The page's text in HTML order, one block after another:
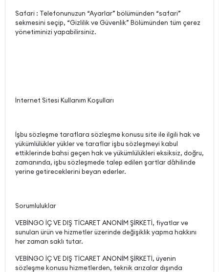
Safari : Telefonunuzun “Ayarlar” bölümünden “safari”
sekmesini seçip, “Gizlilik ve Güvenlik” Bölümünden tüm çerez
yönetiminizi yapabilirsiniz.
İnternet Sitesi Kullanım Koşulları
İşbu sözleşme taraflara sözleşme konusu site ile ilgili hak ve
yükümlülükler yükler ve taraflar işbu sözleşmeyi kabul
ettiklerinde bahsi geçen hak ve yükümlülükleri eksiksiz, doğru,
zamanında, işbu sözleşmede talep edilen şartlar dâhilinde
yerine getireceklerini beyan ederler.
Sorumluluklar
VEBİNGO İÇ VE DIŞ TİCARET ANONİM ŞİRKETİ, fiyatlar ve
sunulan ürün ve hizmetler üzerinde değişiklik yapma hakkını
her zaman saklı tutar.
VEBİNGO İÇ VE DIŞ TİCARET ANONİM ŞİRKETİ, üyenin
sözleşme konusu hizmetlerden, teknik arızalar dışında